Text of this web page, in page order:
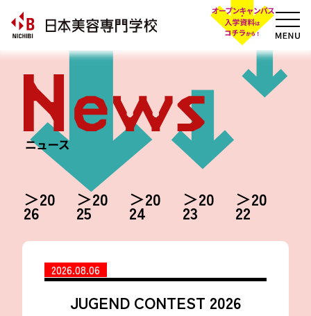
20
26
20
25
20
24
20
23
20
22
2026.08.06
JUGEND CONTEST 2026